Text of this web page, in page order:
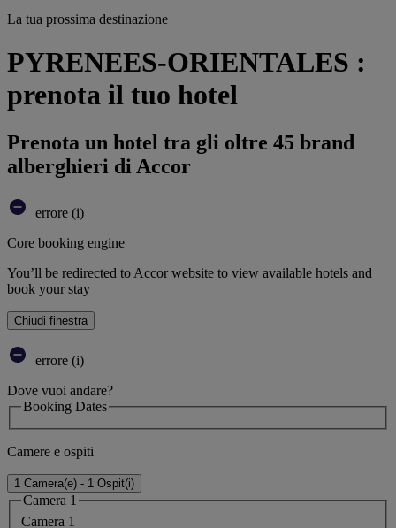
La tua prossima destinazione
PYRENEES-ORIENTALES :
prenota il tuo hotel
Prenota un hotel tra gli oltre 45 brand
alberghieri di Accor
errore (i)
Core booking engine
You’ll be redirected to Accor website to view available hotels and
book your stay
Chiudi finestra
errore (i)
Dove vuoi andare?
Booking Dates
Camere e ospiti
1 Camera(e) - 1 Ospit(i)
Camera 1
Camera 1